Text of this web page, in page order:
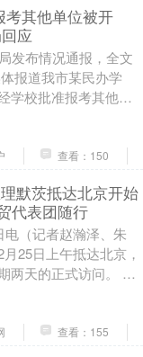
考其他单位被开
应
发布情况通报，全文
报道我市某民办学
学校批准报考其他单
事引发关注。经核
查看：150
默茨抵达北京开始
代表团随行
电（记者赵瀚泽、朱
25日上午抵达北京，
两天的正式访问。 此
次访华。访问期间，
查看：155